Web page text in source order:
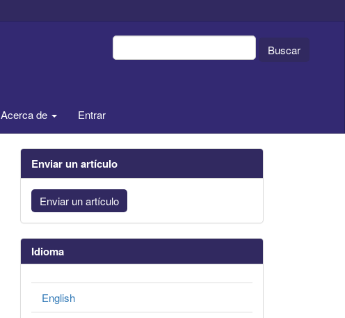
Buscar
Acerca de Entrar
Enviar un artículo
Enviar un artículo
Idioma
English